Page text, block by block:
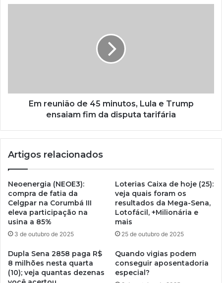
Em reunião de 45 minutos, Lula e Trump
ensaiam fim da disputa tarifária
Artigos relacionados
Neoenergia (NEOE3):
compra de fatia da
Celgpar na Corumbá III
eleva participação na
usina a 85%
3 de outubro de 2025
Loterias Caixa de hoje (25):
veja quais foram os
resultados da Mega-Sena,
Lotofácil, +Milionária e
mais
25 de outubro de 2025
Dupla Sena 2858 paga R$
8 milhões nesta quarta
(10); veja quantas dezenas
Quando vigias podem
conseguir aposentadoria
especial?